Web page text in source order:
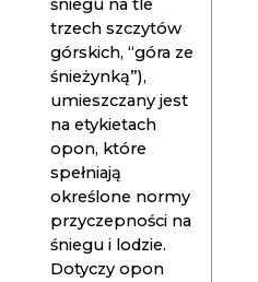
śniegu na tle
trzech szczytów
górskich, “góra ze
śnieżynką”),
umieszczany jest
na etykietach
opon, które
spełniają
określone normy
przyczepności na
śniegu i lodzie.
Dotyczy opon